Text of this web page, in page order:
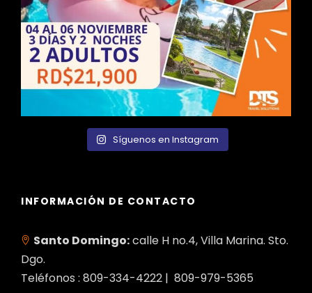
Síguenos en Instagram
INFORMACIÓN DE CONTACTO
Santo Domingo:calle H no.4, Villa Marina. Sto.
Dgo.
Teléfonos : 809-334-4222 | 809-979-5365